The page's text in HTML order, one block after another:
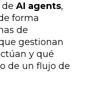
AI agents,
forma
de
gestionan
y qué
de un flujo de